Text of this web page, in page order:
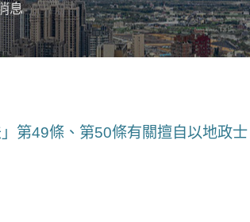
息
第49條、第50條有關擅自以地政